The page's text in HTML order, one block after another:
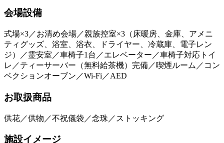
会場設備
式場×3／お清め会場／親族控室×3（床暖房、金庫、アメニ
ティグッズ、浴室、浴衣、ドライヤー、冷蔵庫、電子レン
ジ）／霊安室／車椅子1台／エレベーター／車椅子対応トイ
レ／ティーサーバー（無料給茶機）完備／喫煙ルーム／コン
ベクションオーブン／Wi-Fi／AED
お取扱商品
供花／供物／不祝儀袋／念珠／ストッキング
施設イメージ